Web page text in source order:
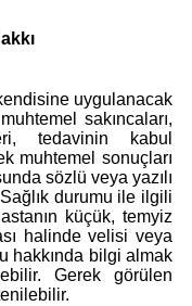
uygulanacak
sakıncaları,
tedavinin kabul
muhtemel sonuçları
sözlü veya yazılı
durumu ile ilgili
küçük, temyiz
halinde velisi veya
hakkında bilgi almak
Gerek görülen